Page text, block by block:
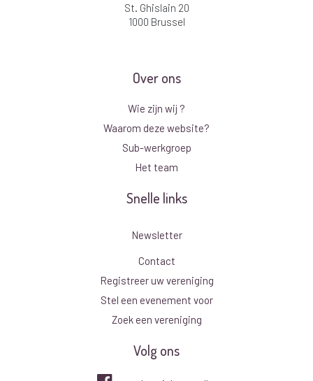
St. Ghislain 20
1000 Brussel
Over ons
Wie zijn wij ?
Waarom deze website?
Sub-werkgroep
Het team
Snelle links
Newsletter
Contact
Registreer uw vereniging
Stel een evenement voor
Zoek een vereniging
Volg ons